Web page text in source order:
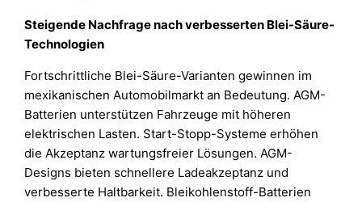
Steigende Nachfrage nach verbesserten Blei-Säure-
Technologien
Fortschrittliche Blei-Säure-Varianten gewinnen im
mexikanischen Automobilmarkt an Bedeutung. AGM-
Batterien unterstützen Fahrzeuge mit höheren
elektrischen Lasten. Start-Stopp-Systeme erhöhen
die Akzeptanz wartungsfreier Lösungen. AGM-
Designs bieten schnellere Ladeakzeptanz und
verbesserte Haltbarkeit. Bleikohlenstoff-Batterien